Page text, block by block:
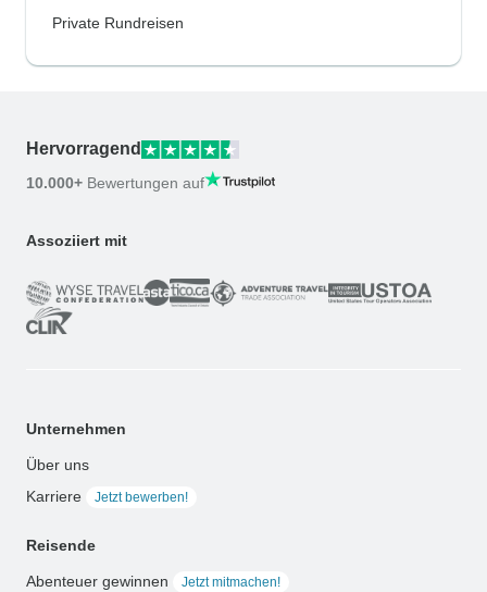
Private Rundreisen
Hervorragend
10.000+ Bewertungen auf
Assoziiert mit
Unternehmen
Über uns
Karriere
Jetzt bewerben!
Reisende
Abenteuer gewinnen Jetzt mitmachen!